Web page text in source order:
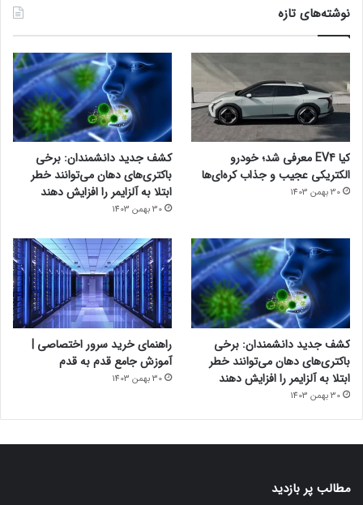
نوشته‌های تازه
کیا EV4 معرفی شد؛ خودرو
الکتریکی عجیب و جذاب کره‌ای‌ها
30 بهمن 1403
کشف جدید دانشمندان: برخی
باکتری‌های دهان می‌توانند خطر
ابتلا به آلزایمر را افزایش دهند
30 بهمن 1403
کشف جدید دانشمندان: برخی
باکتری‌های دهان می‌توانند خطر
ابتلا به آلزایمر را افزایش دهند
30 بهمن 1403
راهنمای خرید سرور اختصاصی |
آموزش جامع قدم به قدم
30 بهمن 1403
مطالب پر بازدید